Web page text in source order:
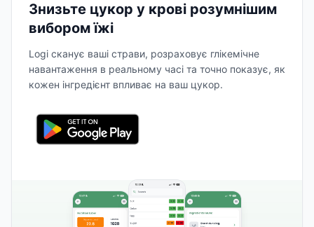
Знизьте цукор у крові розумнішим
вибором їжі
Logi сканує ваші страви, розраховує глікемічне
навантаження в реальному часі та точно показує, як
кожен інгредієнт впливає на ваш цукор.